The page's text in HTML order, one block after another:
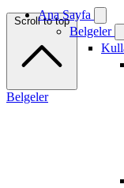
Ana Sayfa
Belgeler
Scroll to top
Belgeler